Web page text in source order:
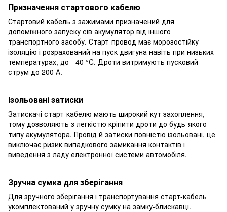
Призначення стартового кабелю
Стартовий кабель з зажимами призначений для
допоміжного запуску сів акумулятор від іншого
транспортного засобу. Старт-провод має морозостійку
ізоляцію і розрахований на пуск двигуна навіть при низьких
температурах, до - 40 °C. Дроти витримують пусковий
струм до 200 А.
Ізольовані затиски
Затискачі старт-кабелю мають широкий кут захоплення,
тому дозволяють з легкістю кріпити дроти до будь-якого
типу акумулятора. Провід й затиски повністю ізольовані, це
виключає ризик випадкового замикання контактів і
виведення з ладу електронної системи автомобіля.
Зручна сумка для зберігання
Для зручного зберігання і транспортування старт-кабель
укомплектований у зручну сумку на замку-блискавці.